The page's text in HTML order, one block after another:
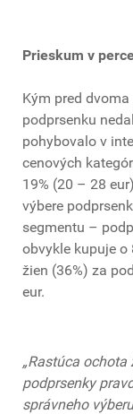
Prieskum v
Kým pred
podprsenku
pohybovalo v
cenových
19% (20 – 28
výbere
segmentu –
obvykle kupuje o
žien (36%) za
eur.
„Rastúca
podprsenky
správneho